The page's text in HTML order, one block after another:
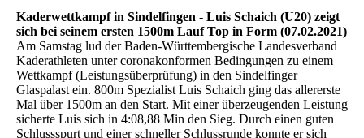
Kaderwettkampf in Sindelfingen - Luis Schaich (U20) zeigt
sich bei seinem ersten 1500m Lauf Top in Form (07.02.2021)
Am Samstag lud der Baden-Württembergische Landesverband
Kaderathleten unter coronakonformen Bedingungen zu einem
Wettkampf (Leistungsüberprüfung) in den Sindelfinger
Glaspalast ein. 800m Spezialist Luis Schaich ging das allererste
Mal über 1500m an den Start. Mit einer überzeugenden Leistung
sicherte Luis sich in 4:08,88 Min den Sieg. Durch einen guten
Schlussspurt und einer schneller Schlussrunde konnte er sich